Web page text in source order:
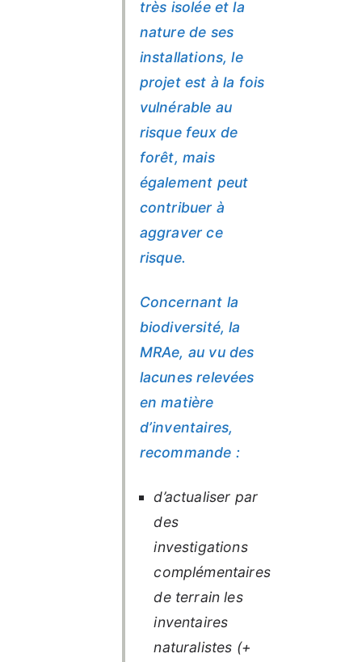
très isolée et la
nature de ses
installations, le
projet est à la fois
vulnérable au
risque feux de
forêt, mais
également peut
contribuer à
aggraver ce
risque.
Concernant la
biodiversité, la
MRAe, au vu des
lacunes relevées
en matière
d’inventaires,
recommande :
d’actualiser par
des
investigations
complémentaires
de terrain les
inventaires
naturalistes (+